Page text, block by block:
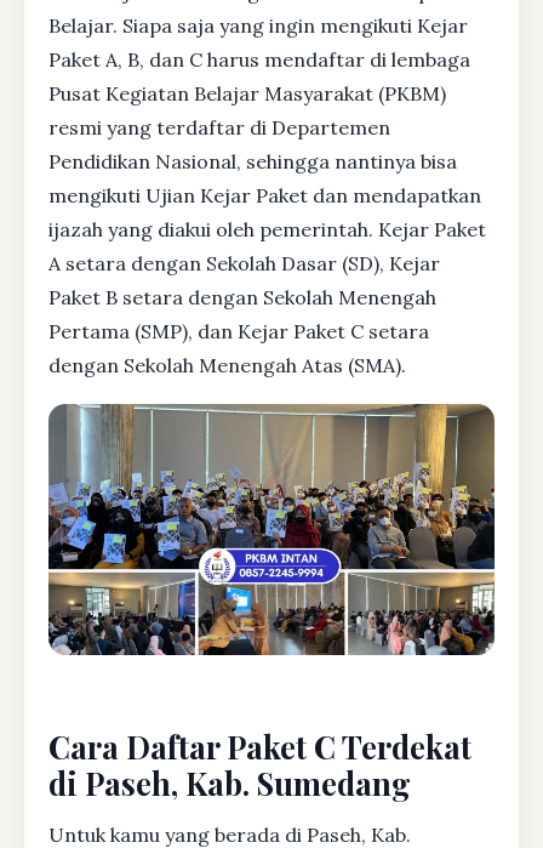
Belajar. Siapa saja yang ingin mengikuti Kejar
Paket A, B, dan C harus mendaftar di lembaga
Pusat Kegiatan Belajar Masyarakat (PKBM)
resmi yang terdaftar di Departemen
Pendidikan Nasional, sehingga nantinya bisa
mengikuti Ujian Kejar Paket dan mendapatkan
ijazah yang diakui oleh pemerintah. Kejar Paket
A setara dengan Sekolah Dasar (SD), Kejar
Paket B setara dengan Sekolah Menengah
Pertama (SMP), dan Kejar Paket C setara
dengan Sekolah Menengah Atas (SMA).
Cara Daftar Paket C Terdekat
di Paseh, Kab. Sumedang
Untuk kamu yang berada di Paseh, Kab.